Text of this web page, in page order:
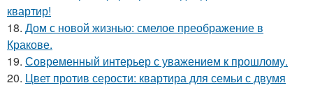
квартир!
18. Дом с новой жизнью: смелое преображение в
Кракове.
19. Современный интерьер с уважением к прошлому.
20. Цвет против серости: квартира для семьи с двумя